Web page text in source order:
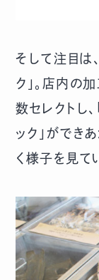
そして注目は
ク」。店内の
数セレクトし
ック」ができ
く様子を見て